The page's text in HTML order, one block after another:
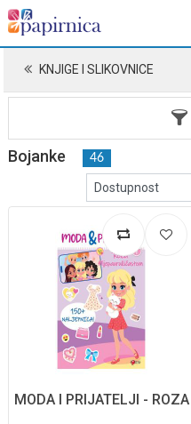
KNJIGE I SLIKOVNICE
Bojanke 46
MODA I PRIJATELJI - ROZA